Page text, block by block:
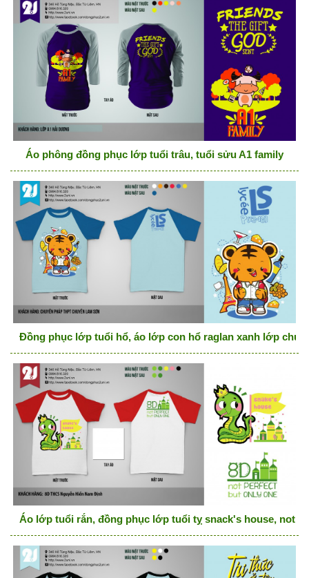
Áo phông đồng phục lớp tuổi trâu, tuổi sửu A1 family
Đồng phục lớp tuổi hổ, áo lớp con hổ raglan xanh lớp
Áo lớp tuổi rắn, đồng phục lớp tuổi tỵ snack's house, not